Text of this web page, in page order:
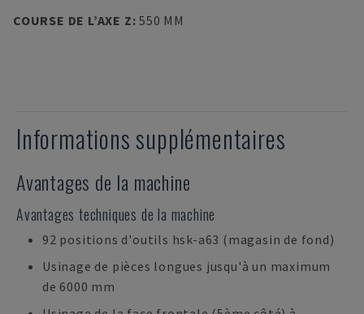
COURSE DE L’AXE Z:550 MM
Informations supplémentaires
Avantages de la machine
Avantages techniques de la machine
92 positions d'outils hsk-a63 (magasin de fond)
Usinage de pièces longues jusqu'à un maximum
de 6000 mm